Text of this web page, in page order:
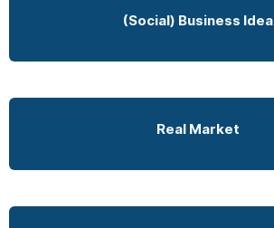
(Social) Business Idea
Real Market